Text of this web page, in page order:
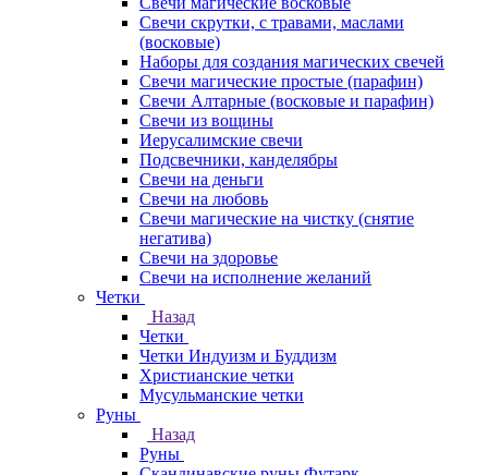
Свечи скрутки, с травами, маслами
(восковые)
Наборы для создания магических свечей
Свечи магические простые (парафин)
Свечи Алтарные (восковые и парафин)
Свечи из вощины
Иерусалимские свечи
Подсвечники, канделябры
Свечи на деньги
Свечи на любовь
Свечи магические на чистку (снятие
негатива)
Свечи на здоровье
Свечи на исполнение желаний
Четки
Назад
Четки
Четки Индуизм и Буддизм
Христианские четки
Мусульманские четки
Руны
Назад
Руны